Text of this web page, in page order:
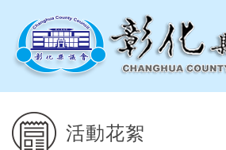
活動花絮